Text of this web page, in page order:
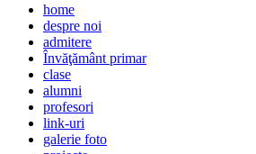
home
despre noi
admitere
Învăţământ primar
clase
alumni
profesori
link-uri
galerie foto